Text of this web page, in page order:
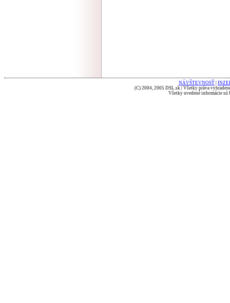
NÁVŠTEVNOSŤ
(C) 2004, 2005 DSL.sk | Všetky práva
Všetky uvedené informácie sú